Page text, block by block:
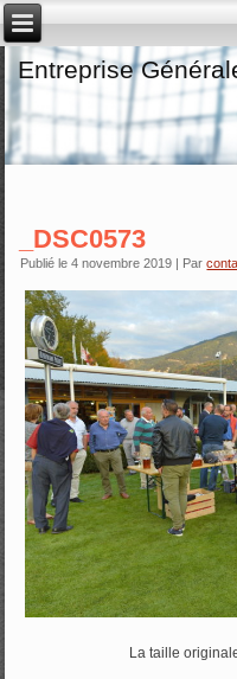
Entreprise
_DSC0573
Publié le 4 novembre 2019 | Par
La taille